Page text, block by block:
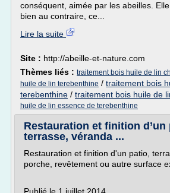
conséquent, aimée par les abeilles.
bien au contraire, ce...
Lire la suite
Site : http://abeille-et-nature.com
Thèmes liés : traitement bois huile de lin
huile de lin terebenthine / traitement bois
terebenthine / traitement bois huile de
huile de lin essence de terebenthine
Restauration et finition d’un
terrasse, véranda ...
Restauration et finition d'un patio,
porche, revêtement ou autre surface